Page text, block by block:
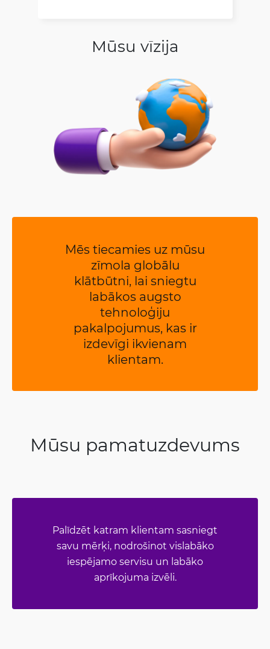
Mūsu vīzija
Mēs tiecamies uz mūsu
zīmola globālu
klātbūtni, lai sniegtu
labākos augsto
tehnoloģiju
pakalpojumus, kas ir
izdevīgi ikvienam
klientam.
Mūsu pamatuzdevums
Palīdzēt katram klientam sasniegt
savu mērķi, nodrošinot vislabāko
iespējamo servisu un labāko
aprīkojuma izvēli.